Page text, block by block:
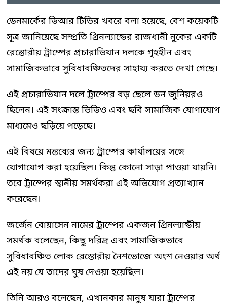
ডেনমার্কের ডিআর টিভির খবরে বলা হয়েছে, বেশ কয়েকটি
সূত্র জানিয়েছে সম্প্রতি গ্রিনল্যান্ডের রাজধানী নুকের একটি
রেস্তোরাঁয় ট্রাম্পের প্রচারাভিযান দলকে গৃহহীন এবং
সামাজিকভাবে সুবিধাবঞ্চিতদের সাহায্য করতে দেখা গেছে।
এই প্রচারাভিযান দলে ট্রাম্পের বড় ছেলে ডন জুনিয়রও
ছিলেন। এই সংক্রান্ত ভিডিও এবং ছবি সামাজিক যোগাযোগ
মাধ্যমেও ছড়িয়ে পড়েছে।
এই বিষয়ে মন্তব্যের জন্য ট্রাম্পের কার্যালয়ের সঙ্গে
যোগাযোগ করা হয়েছিল। কিন্তু কোনো সাড়া পাওয়া যায়নি।
তবে ট্রাম্পের স্থানীয় সমর্থকরা এই অভিযোগ প্রত্যাখ্যান
করেছেন।
জর্জেন বোয়াসেন নামের ট্রাম্পের একজন গ্রিনল্যান্ডীয়
সমর্থক বলেছেন, কিছু দরিদ্র এবং সামাজিকভাবে
সুবিধাবঞ্চিত লোক রেস্তোরাঁয় নৈশভোজে অংশ নেওয়ার অর্থ
এই নয় যে তাদের ঘুষ দেওয়া হয়েছিল।
তিনি আরও বলেছেন, এখানকার মানুষ যারা ট্রাম্পের